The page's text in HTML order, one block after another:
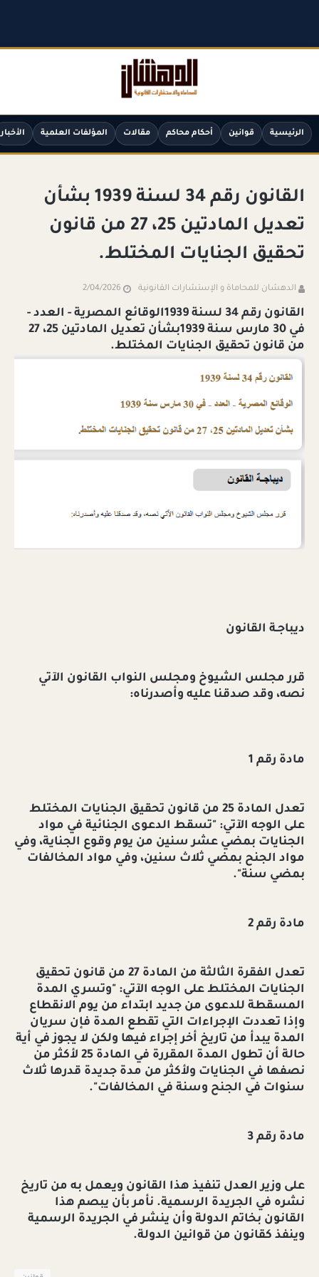
الرئيسية قوانين أحكام محاكم مقالات المؤلفات العلمية الأخبار
القانون رقم 34 لسنة 1939 بشأن
تعديل المادتين 25، 27 من قانون
تحقيق الجنايات المختلط.
الدهشان للمحاماة و الإستشارات القانونية 2/04/2026
القانون رقم 34 لسنة 1939الوقائع المصرية - العدد -
في 30 مارس سنة 1939بشأن تعديل المادتين 25، 27
من قانون تحقيق الجنايات المختلط.
ديباجـة القانون
قرر مجلس الشيوخ ومجلس النواب القانون الآتي
نصه، وقد صدقنا عليه وأصدرناه:
مادة رقم 1
تعدل المادة 25 من قانون تحقيق الجنايات المختلط
على الوجه الآتي: "تسقط الدعوى الجنائية في مواد
الجنايات بمضي عشر سنين من يوم وقوع الجناية، وفي
مواد الجنح بمضي ثلاث سنين، وفي مواد المخالفات
بمضي سنة".
مادة رقم 2
تعدل الفقرة الثالثة من المادة 27 من قانون تحقيق
الجنايات المختلط على الوجه الآتي: "وتسري المدة
المسقطة للدعوى من جديد ابتداء من يوم الانقطاع
وإذا تعددت الإجراءات التي تقطع المدة فإن سريان
المدة يبدأ من تاريخ أخر إجراء فيها ولكن لا يجوز في أية
حالة أن تطول المدة المقررة في المادة 25 لأكثر من
نصفها في الجنايات ولأكثر من مدة جديدة قدرها ثلاث
سنوات في الجنح وسنة في المخالفات".
مادة رقم 3
على وزير العدل تنفيذ هذا القانون ويعمل به من تاريخ
نشره في الجريدة الرسمية. نأمر بأن يبصم هذا
القانون بخاتم الدولة وأن ينشر في الجريدة الرسمية
وينفذ كقانون من قوانين الدولة.